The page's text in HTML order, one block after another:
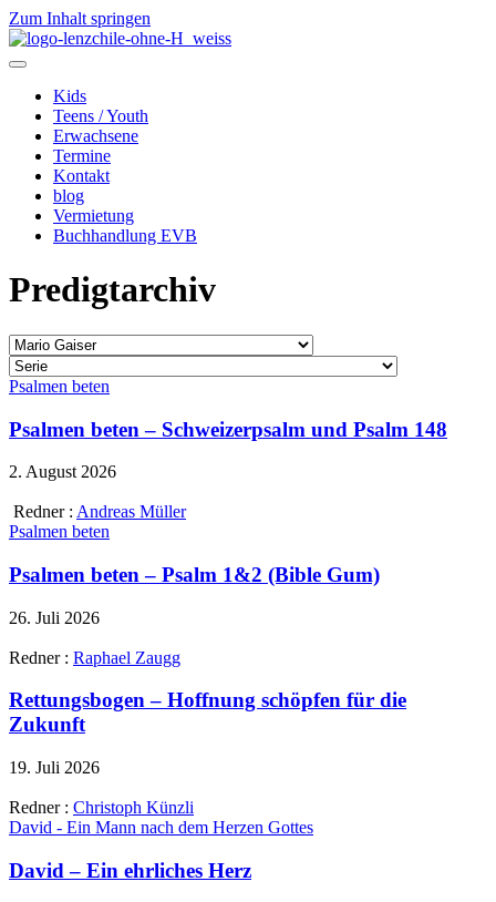
Zum Inhalt springen
Kids
Teens / Youth
Erwachsene
Termine
Kontakt
blog
Vermietung
Buchhandlung EVB
Predigtarchiv
Psalmen beten
Psalmen beten – Schweizerpsalm und Psalm 148
2. August 2026
Redner : Andreas Müller
Psalmen beten
Psalmen beten – Psalm 1&2 (Bible Gum)
26. Juli 2026
Redner : Raphael Zaugg
Rettungsbogen – Hoffnung schöpfen für die
Zukunft
19. Juli 2026
Redner : Christoph Künzli
David - Ein Mann nach dem Herzen Gottes
David – Ein ehrliches Herz